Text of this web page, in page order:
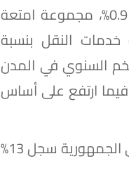
وفي المقابل انخفضت أسعار مجموعة الرحلات السياحية المنظمة بنسبة 0.9%، مجموعة امتعة
الفنادق بنسبة 0.2%، مجموعة خدمات النقل بنسبة
السنوي في المدن
أبريل السابق عليه ، فيما ارتفع على أساس
وقال الجهاز ، في بيان له اليوم ، الأربعاء ، إن معدل التضـخم السنوي لإجمالي الجمهورية سجل 13%